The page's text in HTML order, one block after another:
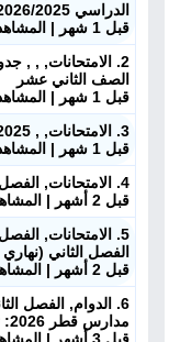
الدراسي 2026/2025
قبل 1 شهر | المشاهدات: 476
2. الامتحانات, , ,
الصف الثاني عشر
قبل 1 شهر | المشاهدات: 232
3. الامتحانات, , 2025-2026, رابط نتائج الامتحانات 2026
قبل 1 شهر | المشاهدات: 152
4. الامتحانات, الفصل الثاني, 2025-2026, جداول الامتحانات 2026
قبل 2 أشهر | المشاهدات: 788
الفصل الثاني (نهاري
قبل 2 أشهر | المشاهدات: 228
مدارس قطر 2026: تفاصيل المواعيد الجديدة بدءًا من 3 مايو